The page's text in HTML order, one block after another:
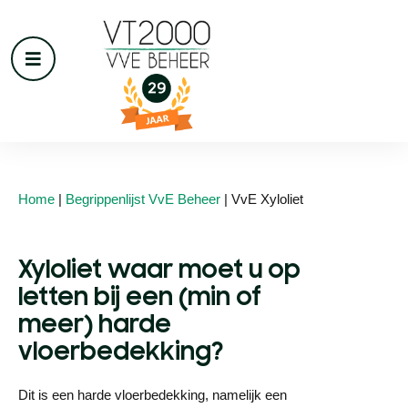
Home | Begrippenlijst VvE Beheer | VvE Xyloliet
Xyloliet waar moet u op
letten bij een (min of
meer) harde
vloerbedekking?
Dit is een harde vloerbedekking, namelijk een